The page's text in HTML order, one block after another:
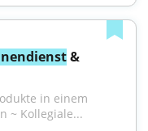
&
in einem
~ Kollegiale...